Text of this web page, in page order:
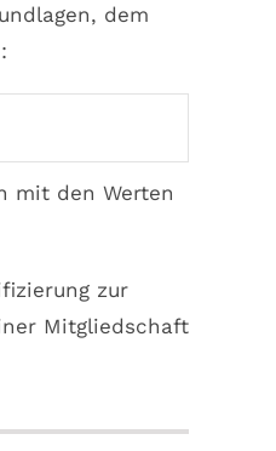
dem
mit den Werten
zur
Mitgliedschaft